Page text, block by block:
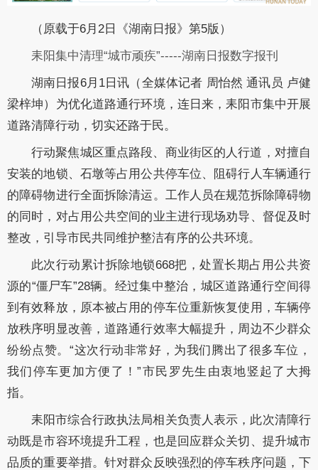
（原载于6月2日《湖南日报》第5版）
耒阳集中清理“城市顽疾”-----湖南日报数字报刊
湖南日报6月1日讯（全媒体记者 周怡然 通讯员 卢健
梁梓坤）为优化道路通行环境，连日来，耒阳市集中开展
道路清障行动，切实还路于民。
行动聚焦城区重点路段、商业街区的人行道，对擅自
安装的地锁、石墩等占用公共停车位、阻碍行人车辆通行
的障碍物进行全面拆除清运。工作人员在规范拆除障碍物
的同时，对占用公共空间的业主进行现场劝导、督促及时
整改，引导市民共同维护整洁有序的公共环境。
此次行动累计拆除地锁668把，处置长期占用公共资
源的“僵尸车”28辆。经过集中整治，城区道路通行空间得
到有效释放，原本被占用的停车位重新恢复使用，车辆停
放秩序明显改善，道路通行效率大幅提升，周边不少群众
纷纷点赞。“这次行动非常好，为我们腾出了很多车位，
我们停车更加方便了！”市民罗先生由衷地竖起了大拇
指。
耒阳市综合行政执法局相关负责人表示，此次清障行
动既是市容环境提升工程，也是回应群众关切、提升城市
品质的重要举措。针对群众反映强烈的停车秩序问题，下